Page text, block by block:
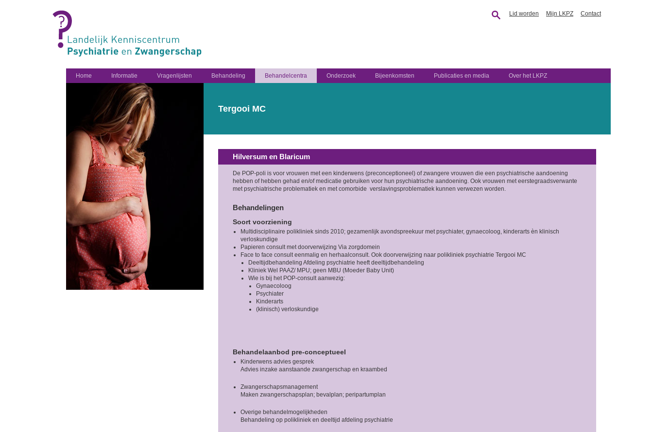
Lid worden Mijn LKPZ Contact
Home Informatie Vragenlijsten Behandeling Behandelcentra Onderzoek Bijeenkomsten Publicaties en media Over het LKPZ
Tergooi MC
Hilversum en Blaricum
De POP-poli is voor vrouwen met een kinderwens (preconceptioneel) of zwangere vrouwen die een psychiatrische aandoening
hebben of hebben gehad en/of medicatie gebruiken voor hun psychiatrische aandoening. Ook vrouwen met eerstegraadsverwante
met psychiatrische problematiek en met comorbide verslavingsproblematiek kunnen verwezen worden.
Behandelingen
Soort voorziening
Multidisciplinaire polikliniek sinds 2010; gezamenlijk avondspreekuur met psychiater, gynaecoloog, kinderarts èn klinisch
verloskundige
Papieren consult met doorverwijzing Via zorgdomein
Face to face consult eenmalig en herhaalconsult. Ook doorverwijzing naar polikliniek psychiatrie Tergooi MC
Deeltijdbehandeling Afdeling psychiatrie heeft deeltijdbehandeling
Kliniek Wel PAAZ/ MPU; geen MBU (Moeder Baby Unit)
Wie is bij het POP-consult aanwezig:
Gynaecoloog
Psychiater
Kinderarts
(klinisch) verloskundige
Behandelaanbod pre-conceptueel
Kinderwens advies gesprek
Advies inzake aanstaande zwangerschap en kraambed
Zwangerschapsmanagement
Maken zwangerschapsplan; bevalplan; peripartumplan
Overige behandelmogelijkheden
Behandeling op polikliniek en deeltijd afdeling psychiatrie